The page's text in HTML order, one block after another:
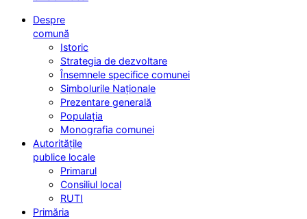
Despre
comună
Istoric
Strategia de dezvoltare
Însemnele specifice comunei
Simbolurile Naționale
Prezentare generală
Populația
Monografia comunei
Autoritățile
publice locale
Primarul
Consiliul local
RUTI
Primăria